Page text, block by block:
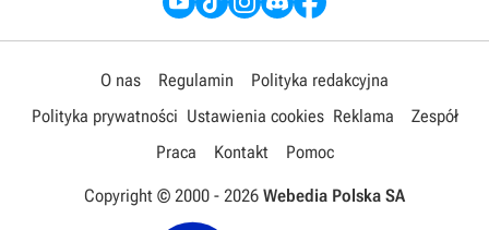
O nas Regulamin
Polityka redakcyjna
Polityka prywatności Ustawienia cookies Reklama
Zespół
Praca
Kontakt Pomoc
Copyright © 2000 - 2026 Webedia Polska SA